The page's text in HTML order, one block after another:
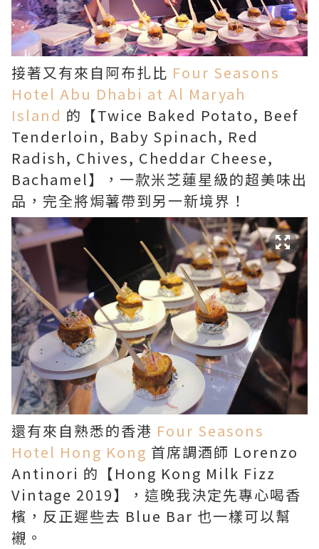
接著又有來自阿布扎比 Four Seasons
Hotel Abu Dhabi at Al Maryah
Island 的【Twice Baked Potato, Beef
Tenderloin, Baby Spinach, Red
Radish, Chives, Cheddar Cheese,
Bachamel】，一款米芝蓮星級的超美味出
品，完全將焗薯帶到另一新境界！
還有來自熟悉的香港 Four Seasons
Hotel Hong Kong 首席調酒師 Lorenzo
Antinori 的【Hong Kong Milk Fizz
Vintage 2019】，這晚我決定先專心喝香
檳，反正遲些去 Blue Bar 也一樣可以幫
襯。